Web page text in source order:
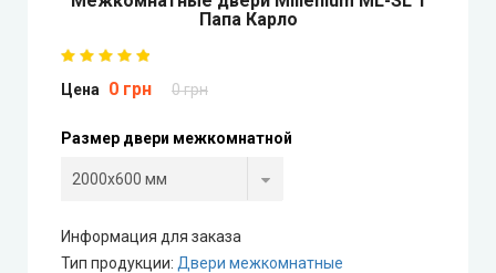
MSDoors (МСДорс)
KFD (КФД)
LUXDOORS (ЛюксДорс)
Папа Карло
Цена 0 грн 0 грн
Размер двери межкомнатной
Информация для заказа
Тип продукции: Двери межкомнатные